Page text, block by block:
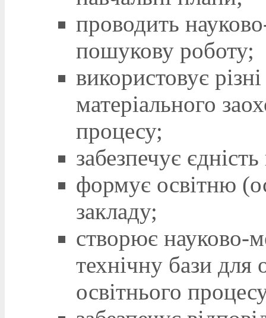
проводить
пошукову роботу;
використовує
матеріального
процесу;
забезпечує
формує освітню
закладу;
створює науково-
технічну бази для
освітнього